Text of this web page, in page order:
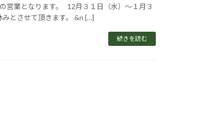
営業となります。 12月３１日（水）～１月３
とさせて頂きます。 &n […]
続きを読む